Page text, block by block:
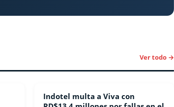
Ver todo →
CELULARES
Indotel multa a Viva con